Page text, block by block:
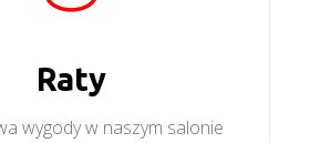
Raty
wygody w naszym salonie